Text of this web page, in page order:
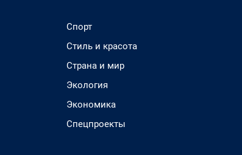
Спорт
Стиль и красота
Страна и мир
Экология
Экономика
Спецпроекты